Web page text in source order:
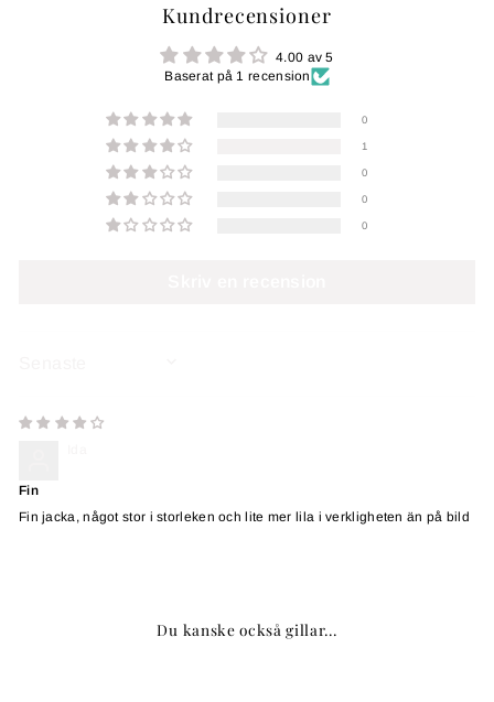
Kundrecensioner
4.00 av 5
Baserat på 1 recension
0
1
0
0
0
Fin
Fin jacka, något stor i storleken och lite mer lila i verkligheten än på bild
Du kanske också gillar...